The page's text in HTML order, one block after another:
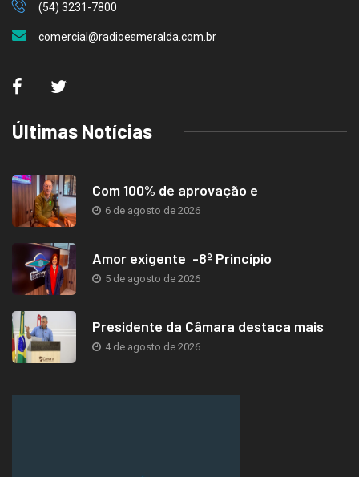
(54) 3231-7800
comercial@radioesmeralda.com.br
Últimas Notícias
Com 100% de aprovação e
6 de agosto de 2026
Amor exigente -8º Princípio
5 de agosto de 2026
Presidente da Câmara destaca mais
4 de agosto de 2026